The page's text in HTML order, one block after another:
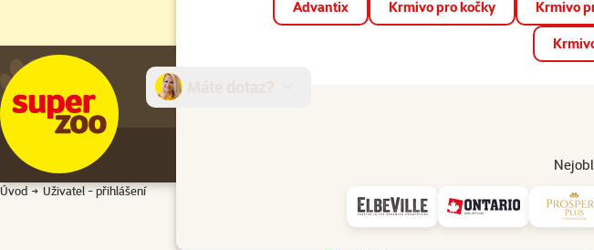
📱 Stáhněte si novou
Advantix Krmivo pro kočky Krmivo
Prodejny
Úvod Uživatel - přihlášení